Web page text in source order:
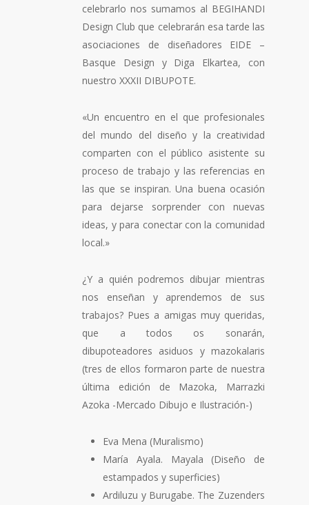
celebrarlo nos sumamos al BEGIHANDI
Design Club que celebrarán esa tarde las
asociaciones de diseñadores EIDE –
Basque Design y Diga Elkartea, con
nuestro XXXII DIBUPOTE.
«Un encuentro en el que profesionales
del mundo del diseño y la creatividad
comparten con el público asistente su
proceso de trabajo y las referencias en
las que se inspiran. Una buena ocasión
para dejarse sorprender con nuevas
ideas, y para conectar con la comunidad
local.»
¿Y a quién podremos dibujar mientras
nos enseñan y aprendemos de sus
trabajos? Pues a amigas muy queridas,
que a todos os sonarán,
dibupoteadores asiduos y mazokalaris
(tres de ellos formaron parte de nuestra
última edición de Mazoka, Marrazki
Azoka -Mercado Dibujo e Ilustración-)
Eva Mena (Muralismo)
María Ayala. Mayala (Diseño de
estampados y superficies)
Ardiluzu y Burugabe. The Zuzenders